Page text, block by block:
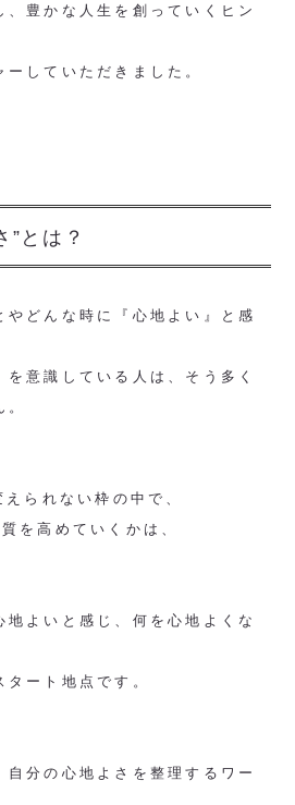
、豊かな人生を創っていくヒン
していただきました。
”とは？
やどんな時に『心地よい』と感
意識している人は、そう多く
られない枠の中で、
を高めていくかは、
地よいと感じ、何を心地よくな
ート地点です。
自分の心地よさを整理するワー